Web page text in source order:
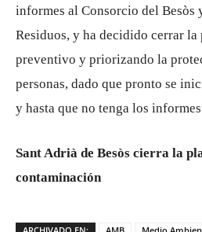
informes al Consorcio del Besòs
Residuos, y ha decidido cerrar la
preventivo y priorizando la
personas, dado que pronto se
y hasta que no tenga los
Sant Adrià de Besòs cierra la
contaminación